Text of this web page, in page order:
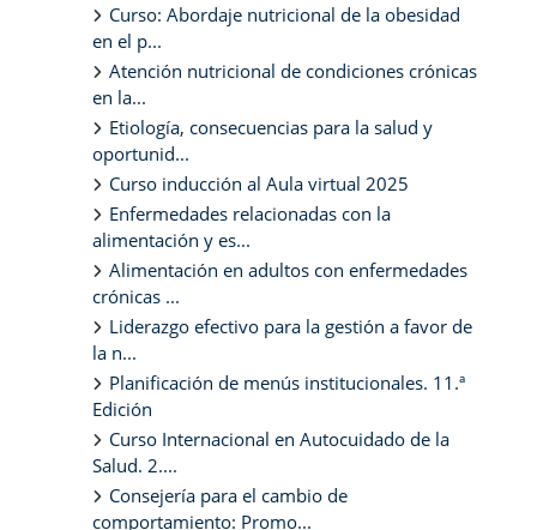
Curso: Abordaje nutricional de la obesidad
en el p...
Atención nutricional de condiciones crónicas
en la...
Etiología, consecuencias para la salud y
oportunid...
Curso inducción al Aula virtual 2025
Enfermedades relacionadas con la
alimentación y es...
Alimentación en adultos con enfermedades
crónicas ...
Liderazgo efectivo para la gestión a favor de
la n...
Planificación de menús institucionales. 11.ª
Edición
Curso Internacional en Autocuidado de la
Salud. 2....
Consejería para el cambio de
comportamiento: Promo...